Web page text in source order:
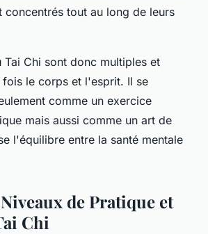
concentrés tout au long de leurs
Tai Chi sont donc multiples et
le corps et l'esprit. Il se
comme un exercice
mais aussi comme un art de
l'équilibre entre la santé mentale
de Pratique et
Chi